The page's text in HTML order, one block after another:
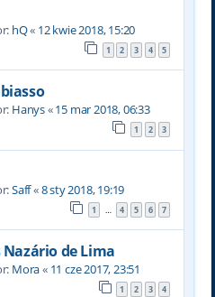
hQ« 12 kwie 2018, 15:20
1 2 3 4 5
Hanys«15 mar 2018, 06:33
1 2 3
Saff«8 sty 2018, 19:19
1 … 4 5 6 7
de Lima
Mora« 11 cze 2017, 23:51
1 2 3 4